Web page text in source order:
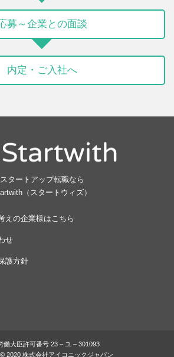
募～企業との面談
内定・ご入社へ
スタートアップ転職なら
（スタートウィズ）
えの企業様はこちら
せ
護方針
働大臣許可番号 23 – ユ – 301093
2020 株式会社アイコニックジャパン